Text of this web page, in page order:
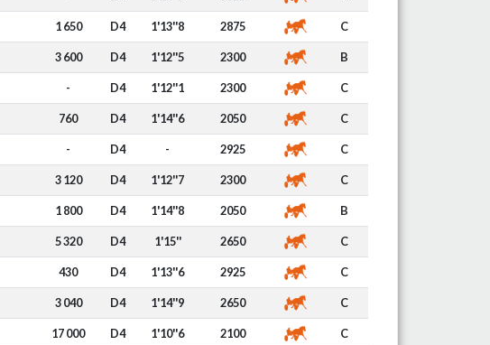
1 650 D4 1'13''8 2875 C
3 600 D4 1'12''5 2300 B
- D4 1'12''1 2300 C
760 D4 1'14''6 2050 C
- D4 - 2925 C
3 120 D4 1'12''7 2300 C
1 800 D4 1'14''8 2050 B
5 320 D4 1'15'' 2650 C
430 D4 1'13''6 2925 C
3 040 D4 1'14''9 2650 C
17 000 D4 1'10''6 2100 C